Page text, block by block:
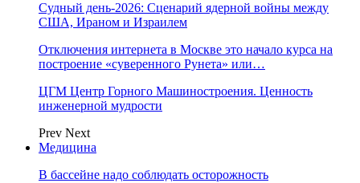
Судный день-2026: Сценарий ядерной войны между
США, Ираном и Израилем
Отключения интернета в Москве это начало курса на
построение «суверенного Рунета» или…
ЦГМ Центр Горного Машиностроения. Ценность
инженерной мудрости
Prev Next
Медицина
В бассейне надо соблюдать осторожность